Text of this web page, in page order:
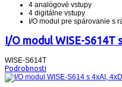
4 analógové vstupy
4 digitálne vstupy
I/O modul pre spárovanie s
I/O modul WISE-S614T
WISE-S614T
Podrobnosti